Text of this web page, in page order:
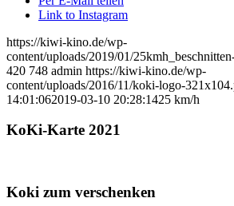
Link to Instagram
https://kiwi-kino.de/wp-
content/uploads/2019/01/
420 748 admin https://kiwi-kino.de/wp-
content/uploads/2016/11/koki-logo-
14:01:062019-03-10 20:28:1425 km/h
KoKi-Karte 2021
Koki zum verschenken